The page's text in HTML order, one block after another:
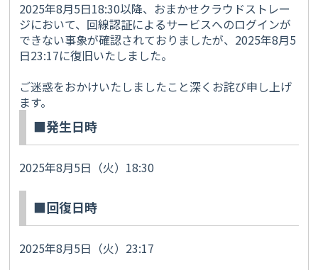
2025年8月5日18:30以降、おまかせクラウドストレー
ジにおいて、回線認証によるサービスへのログインが
できない事象が確認されておりましたが、2025年8月5
日23:17に復旧いたしました。
ご迷惑をおかけいたしましたこと深くお詫び申し上げ
ます。
■発生日時
2025年8月5日（火）18:30
■回復日時
2025年8月5日（火）23:17